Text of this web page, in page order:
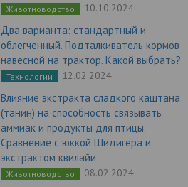
Животноводство 10.10.2024
Два варианта: стандартный и
облегченный. Подталкиватель кормов
навесной на трактор. Какой выбрать?
Технологии 12.02.2024
Влияние экстракта сладкого каштана
(танин) на способность связывать
аммиак и продукты для птицы.
Сравнение с юккой Шидигера и
экстрактом квилайи
Животноводство 08.02.2024